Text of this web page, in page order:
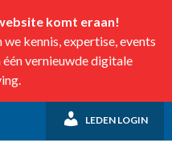
komt eraan!
kennis, expertise, events
vernieuwde digitale
LEDEN LOGIN